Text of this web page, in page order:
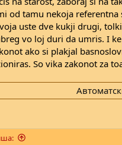
od tamu nekoja referentna
uste dve kukji drugi,
vo loj duri da umris. I
ako si plakjal
So vika zakonot za